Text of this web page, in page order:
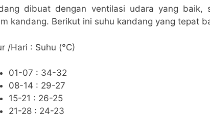
dibuat dengan ventilasi udara yang baik,
kandang. Berikut ini suhu kandang yang tepat
/Hari : Suhu (°C)
01-07 : 34-32
08-14 : 29-27
15-21 : 26-25
21-28 : 24-23